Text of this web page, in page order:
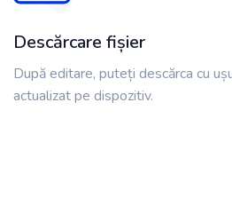
Descărcare fișier
După editare, puteți descărca cu
actualizat pe dispozitiv.